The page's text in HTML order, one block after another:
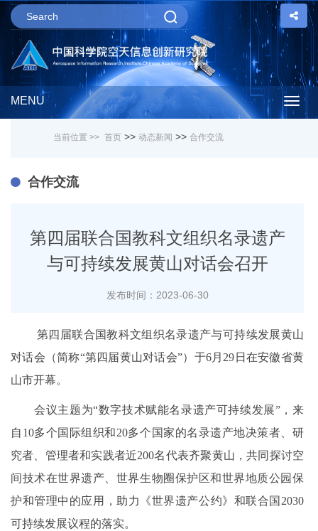
MENU
当前位置 >> 首页 >> 动态新闻 >> 合作交流
合作交流
第四届联合国教科文组织名录遗产
与可持续发展黄山对话会召开
发布时间：2023-06-30
第四届联合国教科文组织名录遗产与可持续发展黄山
对话会（简称“第四届黄山对话会”）于6月29日在安徽省黄
山市开幕。
会议主题为“数字技术赋能名录遗产可持续发展”，来
自10多个国际组织和20多个国家的名录遗产地决策者、研
究者、管理者和实践者近200名代表齐聚黄山，共同探讨空
间技术在世界遗产、世界生物圈保护区和世界地质公园保
护和管理中的应用，助力《世界遗产公约》和联合国2030
可持续发展议程的落实。